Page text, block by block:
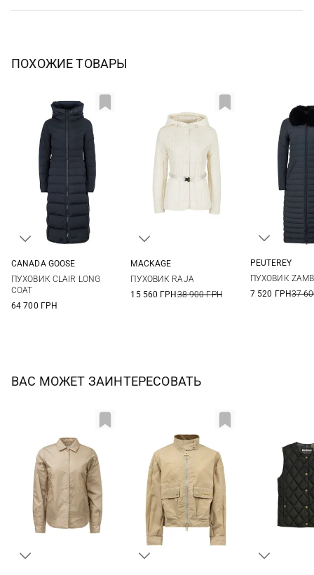
ПОХОЖИЕ ТОВАРЫ
CANADA GOOSE
ПУХОВИК CLAIR LONG
COAT
64 700 ГРН
MACKAGE
ПУХОВИК RAJA
15 560 ГРН38 900 ГРН
PEUTEREY
ПУХОВИК
7 520 ГРН37
ВАС МОЖЕТ ЗАИНТЕРЕСОВАТЬ